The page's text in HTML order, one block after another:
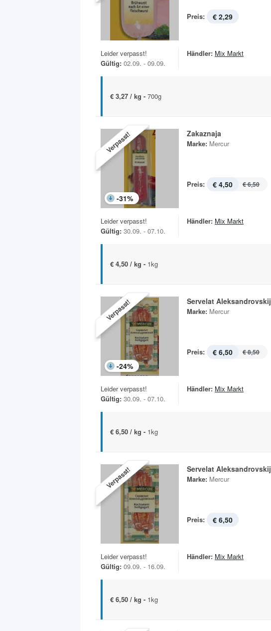
Preis: € 2,29
Leider verpasst!
Gültig: 02.09. - 09.09.
Händler: Mix Markt
€ 3,27 / kg - 700g
Verpasst!
-31%
Zakaznaja
Marke: Mercur
Preis: € 4,50 € 6,50
Leider verpasst!
Gültig: 30.09. - 07.10.
Händler: Mix Markt
€ 4,50 / kg - 1kg
Verpasst!
-24%
Servelat Aleksandrovskij
Marke: Mercur
Preis: € 6,50 € 8,50
Leider verpasst!
Gültig: 30.09. - 07.10.
Händler: Mix Markt
€ 6,50 / kg - 1kg
Verpasst! Servelat Aleksandrovskij
Marke: Mercur
Preis: € 6,50
Leider verpasst!
Gültig: 09.09. - 16.09.
Händler: Mix Markt
€ 6,50 / kg - 1kg